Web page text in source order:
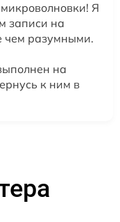
Я
записи на
чем разумными.
на
к ним в